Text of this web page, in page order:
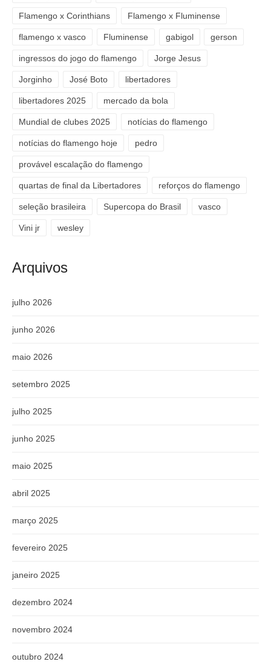
Flamengo x Corinthians Flamengo x Fluminense
flamengo x vasco Fluminense gabigol gerson
ingressos do jogo do flamengo Jorge Jesus
Jorginho José Boto libertadores
libertadores 2025 mercado da bola
Mundial de clubes 2025 notícias do flamengo
notícias do flamengo hoje pedro
provável escalação do flamengo
quartas de final da Libertadores reforços do flamengo
seleção brasileira Supercopa do Brasil vasco
Vini jr wesley
Arquivos
julho 2026
junho 2026
maio 2026
setembro 2025
julho 2025
junho 2025
maio 2025
abril 2025
março 2025
fevereiro 2025
janeiro 2025
dezembro 2024
novembro 2024
outubro 2024